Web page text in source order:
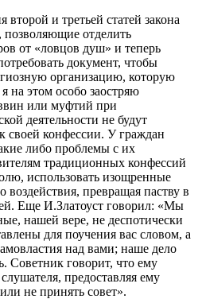
второй и третьей статей закона
отделить
от «ловцов душ» и теперь
документ, чтобы
организацию, которую
на этом особо заостряю
или муфтий при
деятельности не будут
своей конфессии. У граждан
либо проблемы с их
традиционных конфессий
использовать изощренные
воздействия, превращая паству в
Еще И.Златоуст говорил: «Мы
нашей вере, не деспотически
для поучения вас словом, а
над вами; наше дело
Советник говорит, что ему
предоставляя ему
не принять совет».